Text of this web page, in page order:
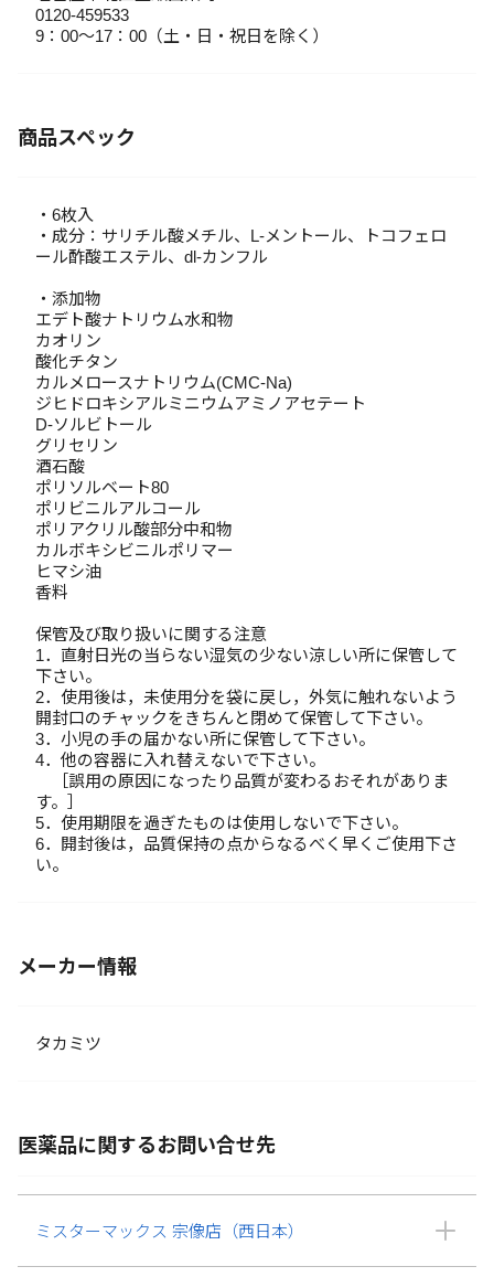
0120-459533
9：00～17：00（土・日・祝日を除く）
商品スペック
・6枚入
・成分：サリチル酸メチル、L-メントール、トコフェロ
ール酢酸エステル、dl-カンフル
・添加物
エデト酸ナトリウム水和物
カオリン
酸化チタン
カルメロースナトリウム(CMC-Na)
ジヒドロキシアルミニウムアミノアセテート
D-ソルビトール
グリセリン
酒石酸
ポリソルベート80
ポリビニルアルコール
ポリアクリル酸部分中和物
カルボキシビニルポリマー
ヒマシ油
香料
保管及び取り扱いに関する注意
1．直射日光の当らない湿気の少ない涼しい所に保管して
下さい。
2．使用後は，未使用分を袋に戻し，外気に触れないよう
開封口のチャックをきちんと閉めて保管して下さい。
3．小児の手の届かない所に保管して下さい。
4．他の容器に入れ替えないで下さい。
［誤用の原因になったり品質が変わるおそれがありま
す。］
5．使用期限を過ぎたものは使用しないで下さい。
6．開封後は，品質保持の点からなるべく早くご使用下さ
い。
メーカー情報
タカミツ
医薬品に関するお問い合せ先
ミスターマックス 宗像店（西日本）